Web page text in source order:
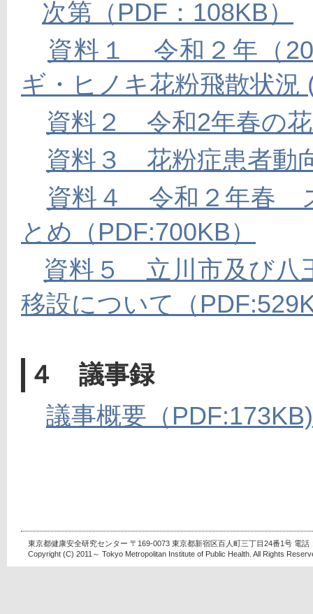
次第（PDF：108KB）
資料１　令和２年（
ギ・ヒノキ花粉飛散状況
資料２　令和2年春の
資料３　花粉症患者動
資料４　令和２年春
とめ（PDF:700KB）
資料５　立川市及び
移設について（
４ 議事録
議事概要（PDF:173KB)
東京都健康安全研究センター 〒169-0073 東京都新宿区百人町三丁目24番1号 電話
Copyright (C) 2011～ Tokyo Metropolitan Institute of Public Health. All Rights